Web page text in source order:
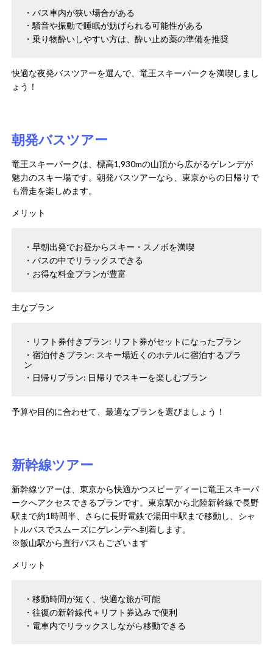
バス車内が狭い場合がある
騒音や振動で睡眠が妨げられる可能性がある
乗り物酔いしやすい方は、酔い止め薬の準備を推奨
快適な夜発バスツアーを選んで、竜王スキーパークを満喫しまし
ょう！
朝発バスツアー
竜王スキーパークは、標高1,930mの山頂から広がるゲレンデが
魅力のスキー場です。​朝発バスツアーなら、東京からの日帰りで
も滑走を楽しめます。​
メリット
早朝出発でお昼からスキー・スノボを満喫
バスの中でリラックスできる
お得な料金プランが豊富
主なプラン
リフト券付きプラン: リフト券がセットになったプラン
宿泊付きプラン: スキー場近くのホテルに宿泊するプラ
ン
日帰りプラン: 日帰りでスキーを楽しむプラン
予算や目的に合わせて、最適なプランを選びましょう！
新幹線ツアー
新幹線ツアーは、東京から快適かつスピーディーに竜王スキーパ
ークへアクセスできるプランです。​東京駅から北陸新幹線で長野
駅まで約1時間半、さらに長野電鉄で湯田中駅まで移動し、シャ
トルバスでスムーズにゲレンデへ到着します。​
※飯山駅から直行バスもございます
メリット
移動時間が短く、快適な旅が可能
往復の新幹線代＋リフト券込みで便利
電車内でリラックスしながら移動できる